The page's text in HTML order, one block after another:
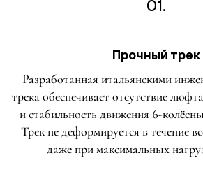
01.
Прочный трек
Разработанная итальянскими
трека обеспечивает отсутствие
и стабильность движения 6-
Трек не деформируется в течение
даже при максимальных